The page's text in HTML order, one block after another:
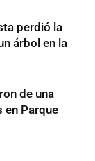
perdió la
árbol en la
de una
en Parque